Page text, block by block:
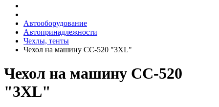
Автооборудование
Автопринадлежности
Чехлы, тенты
Чехол на машину CC-520 "3XL"
Чехол на машину CC-520
"3XL"